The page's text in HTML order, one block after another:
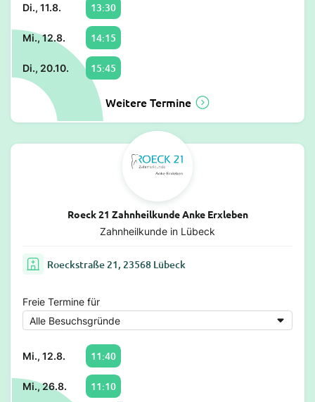
Di., 11.8. 13:30
Mi., 12.8. 14:15
Di., 20.10. 15:45
Weitere Termine
Roeck 21 Zahnheilkunde Anke Erxleben
Zahnheilkunde in Lübeck
Roeckstraße 21, 23568 Lübeck
Freie Termine für
Mi., 12.8. 11:40
Mi., 26.8. 11:10